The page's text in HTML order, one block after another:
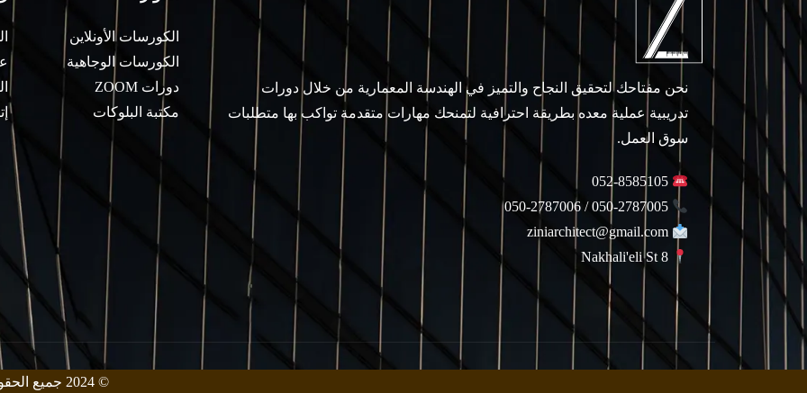
نحن مفتاحك لتحقيق النجاح والتميز في الهندسة المعمارية من خلال دورات
تدريبية عملية معده بطريقة احترافية لتمنحك مهارات متقدمة تواكب بها متطلبات
سوق العمل.
052-8585105
050-2787005 / 050-2787006
ziniarchitect@gmail.com
Nakhali'eli St 8
الكورسات الأونلاين
الكورسات الوجاهية
دورات ZOOM
مكتبة البلوكات
© 2024 جميع الحقوق محفوظة من قبل معهد زيني للهندسة المعمارية